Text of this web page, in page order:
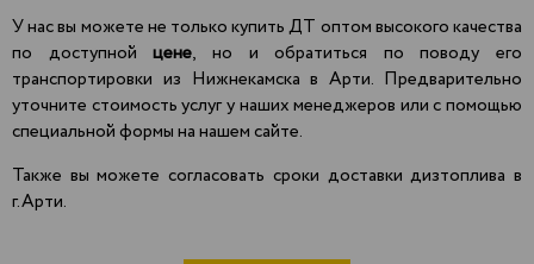
У нас вы можете не только купить ДТ оптом высокого качества
по доступнойцене, но и обратиться по поводу его
транспортировки из Нижнекамска в Арти. Предварительно
уточните стоимость услуг у наших менеджеров или с помощью
специальной формы на нашем сайте.
Также вы можете согласовать сроки доставки дизтоплива в
г.Арти.